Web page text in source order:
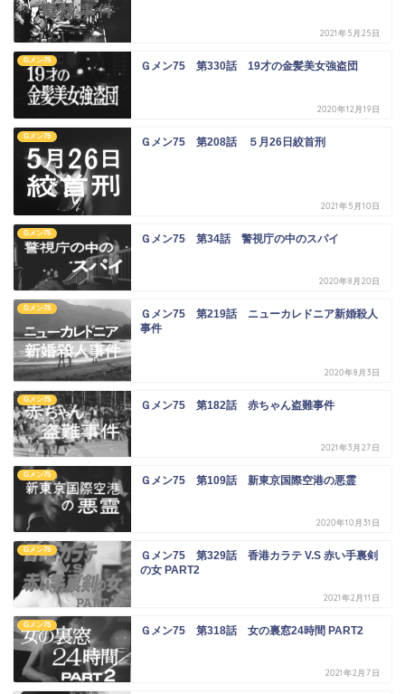
2021年5月25日
Gメン75 Ｇメン75 第330話 19才の金髪美女強盗団
2020年12月19日
Gメン75 Ｇメン75 第208話 ５月26日絞首刑
2021年5月10日
Gメン75 Ｇメン75 第34話 警視庁の中のスパイ
2020年8月20日
Gメン75
Ｇメン75 第219話 ニューカレドニア新婚殺人
事件
2020年8月3日
Gメン75 Ｇメン75 第182話 赤ちゃん盗難事件
2021年3月27日
Gメン75 Ｇメン75 第109話 新東京国際空港の悪霊
2020年10月31日
Gメン75
Ｇメン75 第329話 香港カラテ V.S 赤い手裏剣
の女 PART2
2021年2月11日
Gメン75 Ｇメン75 第318話 女の裏窓24時間 PART2
2021年2月7日